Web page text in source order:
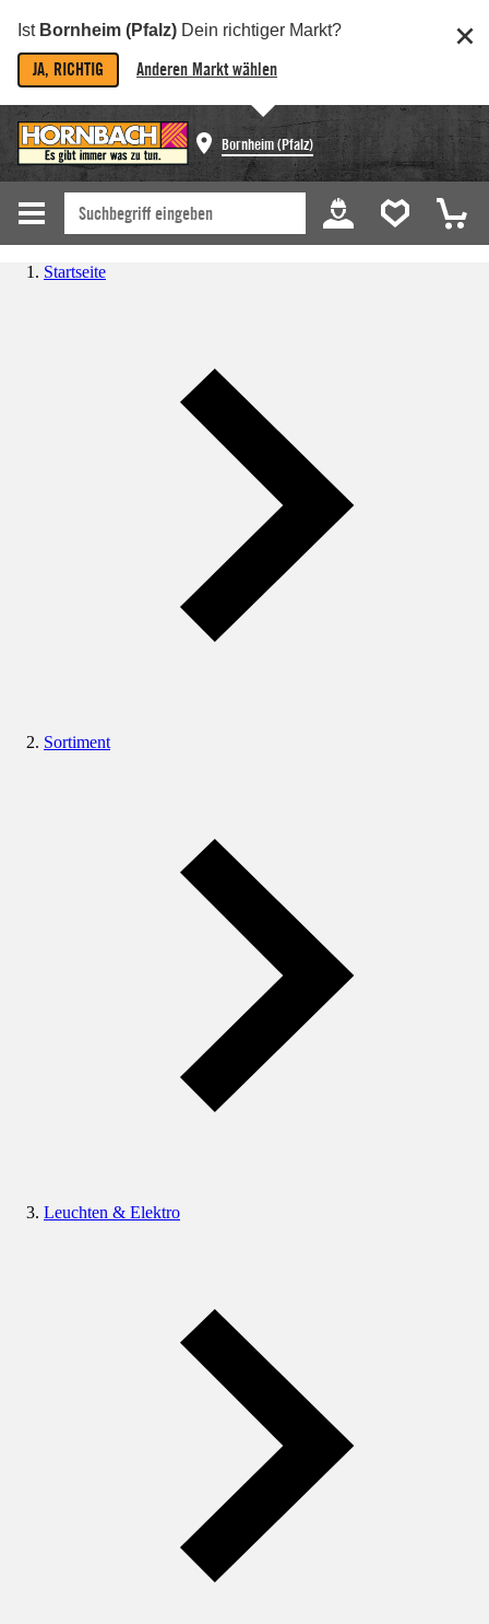
Ist Bornheim (Pfalz) Dein richtiger Markt?
JA, RICHTIG Anderen Markt wählen
Bornheim (Pfalz)
Startseite
Sortiment
Leuchten & Elektro